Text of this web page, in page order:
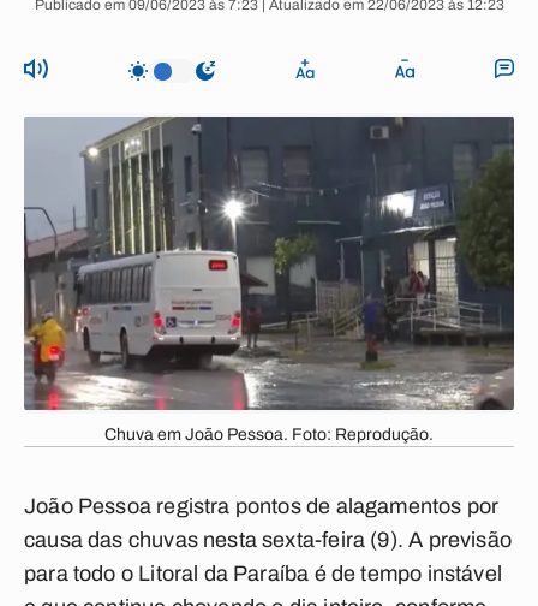
Publicado em 09/06/2023 às 7:23 | Atualizado em 22/06/2023 às 12:23
Chuva em João Pessoa. Foto: Reprodução.
João Pessoa registra pontos de alagamentos por
causa das chuvas nesta sexta-feira (9). A previsão
para todo o Litoral da Paraíba é de tempo instável